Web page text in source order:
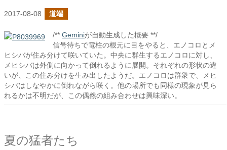
2017-08-08 道端
/** Geminiが自動生成した概要 **/
信号待ちで電柱の根元に目をやると、エノコロとメ
ヒシバが住み分けて咲いていた。中央に群生するエノコロに対し、
メヒシバは外側に向かって倒れるように展開。それぞれの形状の違
いが、この住み分けを生み出したようだ。エノコロは群衆で、メヒ
シバはしなやかに倒れながら咲く。他の場所でも同様の現象が見ら
れるかは不明だが、この偶然の組み合わせは興味深い。
夏の猛者たち